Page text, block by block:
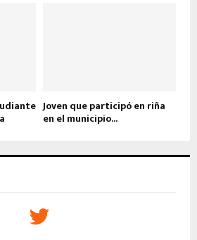
Joven que participó en riña
en el municipio...